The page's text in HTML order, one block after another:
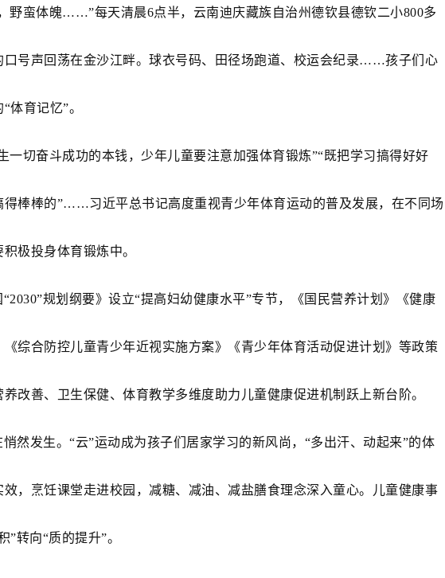
野蛮体魄……”每天清晨6点半，云南迪庆藏族自治州德钦县德钦二小800多
口号声回荡在金沙江畔。球衣号码、田径场跑道、校运会纪录……孩子们心
体育记忆”。
一切奋斗成功的本钱，少年儿童要注意加强体育锻炼”“既把学习搞得好好
得棒棒的”……习近平总书记高度重视青少年体育运动的普及发展，在不同场
极投身体育锻炼中。
“2030”规划纲要》设立“提高妇幼健康水平”专节，《国民营养计划》《健康
《综合防控儿童青少年近视实施方案》《青少年体育活动促进计划》等政策
养改善、卫生保健、体育教学多维度助力儿童健康促进机制跃上新台阶。
悄然发生。“云”运动成为孩子们居家学习的新风尚，“多出汗、动起来”的体
效，烹饪课堂走进校园，减糖、减油、减盐膳食理念深入童心。儿童健康事
”转向“质的提升”。